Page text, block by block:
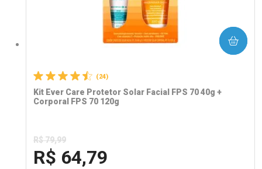
(24)
Kit Ever Care Protetor Solar Facial FPS 70 40g +
Corporal FPS 70 120g
R$ 79,99
R$ 64,79
COMPRAR